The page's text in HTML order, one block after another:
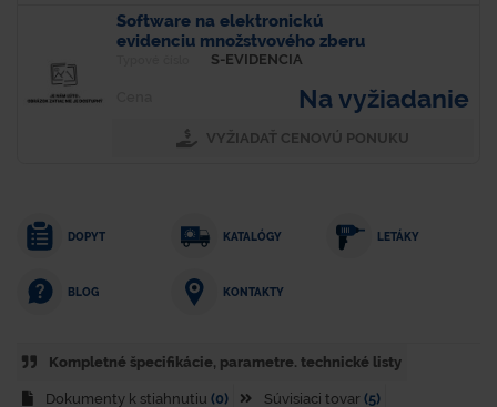
Software na elektronickú
evidenciu množstvového zberu
S-EVIDENCIA
Na vyžiadanie
VYŽIADAŤ CENOVÚ PONUKU
DOPYT KATALÓGY LETÁKY
BLOG KONTAKTY
Kompletné špecifikácie, parametre. technické listy
Dokumenty k stiahnutiu (0) Súvisiaci tovar (5)